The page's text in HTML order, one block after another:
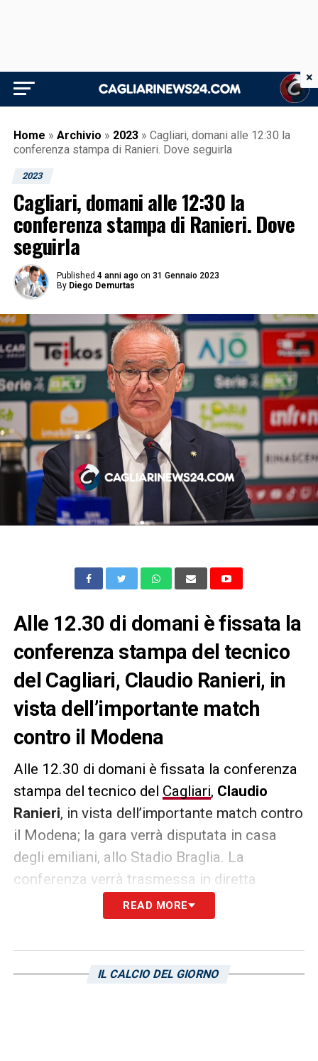
Home » Archivio » 2023 » Cagliari, domani alle 12:30 la
conferenza stampa di Ranieri. Dove seguirla
2023
Cagliari, domani alle 12:30 la
conferenza stampa di Ranieri. Dove
seguirla
Published 4 anni ago on 31 Gennaio 2023
By Diego Demurtas
Alle 12.30 di domani è fissata la
conferenza stampa del tecnico
del Cagliari, Claudio Ranieri, in
vista dell’importante match
contro il Modena
Alle 12.30 di domani è fissata la conferenza
stampa del tecnico del Cagliari, Claudio
Ranieri, in vista dell’importante match contro
il Modena; la gara verrà disputata in casa
degli emiliani, allo Stadio Braglia. La
conferenza verrà trasmessa in diretta
streaming sul canale YouTube del Club
oppure potrete seguirla in Diretta LIVE su
READ MORE
IL CALCIO DEL GIORNO
×